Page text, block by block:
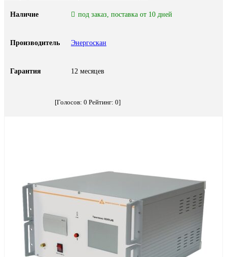
Наличие под заказ, поставка от 10 дней
Производитель Энергоскан
Гарантия 12 месяцев
[Голосов: 0 Рейтинг: 0]